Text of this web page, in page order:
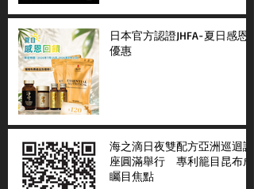
日本官方認證JHFA-夏日感恩
優惠
海之滴日夜雙配方亞洲巡迴講
座圓滿舉行 專利籠目昆布成
矚目焦點